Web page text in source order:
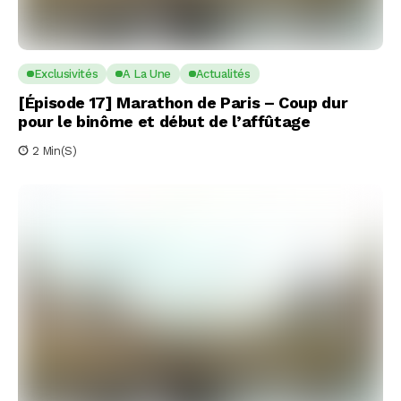
Exclusivités A La Une Actualités
[Épisode 17] Marathon de Paris – Coup dur
pour le binôme et début de l’affûtage
2 Min(s)